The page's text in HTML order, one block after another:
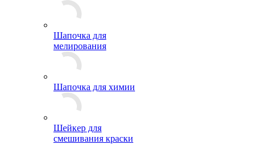
Шапочка для
мелирования
Шапочка для химии
Шейкер для
смешивания краски